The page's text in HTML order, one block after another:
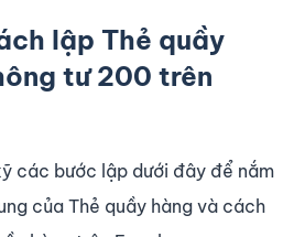
lập Thẻ quầy
tư 200 trên
các bước lập dưới đây để nắm
của Thẻ quầy hàng và cách